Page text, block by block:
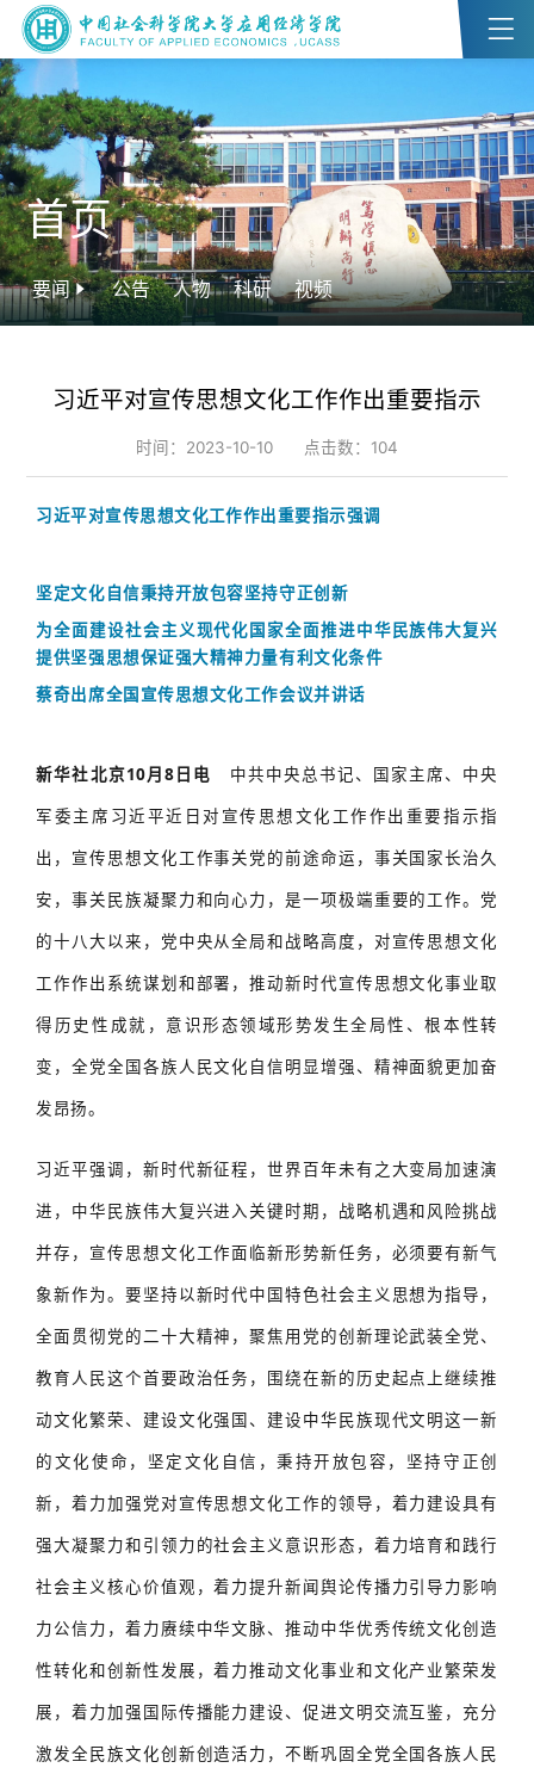
首页
要闻 公告 人物 科研 视频
习近平对宣传思想文化工作作出重要指示
时间：2023-10-10 点击数： 104
习近平对宣传思想文化工作作出重要指示强调
坚定文化自信秉持开放包容坚持守正创新
为全面建设社会主义现代化国家全面推进中华民族伟大复兴
提供坚强思想保证强大精神力量有利文化条件
蔡奇出席全国宣传思想文化工作会议并讲话
新华社北京10月8日电
中共中央总书记、国家主席、中央
军委主席习近平近日对宣传思想文化工作作出重要指示指
出，宣传思想文化工作事关党的前途命运，事关国家长治久
安，事关民族凝聚力和向心力，是一项极端重要的工作。党
的十八大以来，党中央从全局和战略高度，对宣传思想文化
工作作出系统谋划和部署，推动新时代宣传思想文化事业取
得历史性成就，意识形态领域形势发生全局性、根本性转
变，全党全国各族人民文化自信明显增强、精神面貌更加奋
发昂扬。
习近平强调，新时代新征程，世界百年未有之大变局加速演
进，中华民族伟大复兴进入关键时期，战略机遇和风险挑战
并存，宣传思想文化工作面临新形势新任务，必须要有新气
象新作为。要坚持以新时代中国特色社会主义思想为指导，
全面贯彻党的二十大精神，聚焦用党的创新理论武装全党、
教育人民这个首要政治任务，围绕在新的历史起点上继续推
动文化繁荣、建设文化强国、建设中华民族现代文明这一新
的文化使命，坚定文化自信，秉持开放包容，坚持守正创
新，着力加强党对宣传思想文化工作的领导，着力建设具有
强大凝聚力和引领力的社会主义意识形态，着力培育和践行
社会主义核心价值观，着力提升新闻舆论传播力引导力影响
力公信力，着力赓续中华文脉、推动中华优秀传统文化创造
性转化和创新性发展，着力推动文化事业和文化产业繁荣发
展，着力加强国际传播能力建设、促进文明交流互鉴，充分
激发全民族文化创新创造活力，不断巩固全党全国各族人民